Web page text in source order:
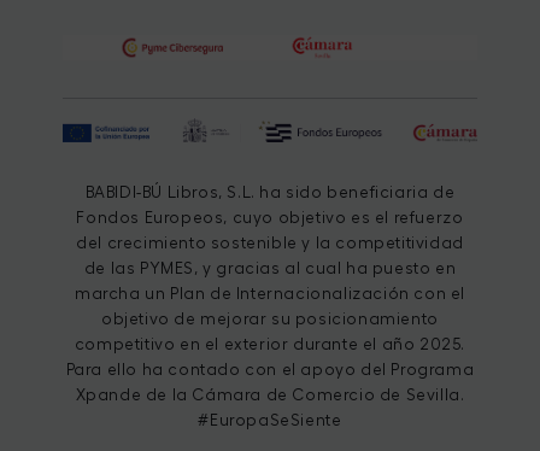
BABIDI-BÚ Libros, S.L. ha sido beneficiaria de
Fondos Europeos, cuyo objetivo es el refuerzo
del crecimiento sostenible y la competitividad
de las PYMES, y gracias al cual ha puesto en
marcha un Plan de Internacionalización con el
objetivo de mejorar su posicionamiento
competitivo en el exterior durante el año 2025.
Para ello ha contado con el apoyo del Programa
Xpande de la Cámara de Comercio de Sevilla.
#EuropaSeSiente